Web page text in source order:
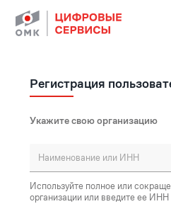
Регистрация
Укажите свою организацию
Используйте полное или
организации или введите ее ИНН